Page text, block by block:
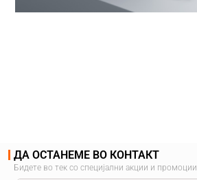
ДА ОСТАНЕМЕ ВО КОНТАКТ
Бидете во тек со специјални акции и промоции